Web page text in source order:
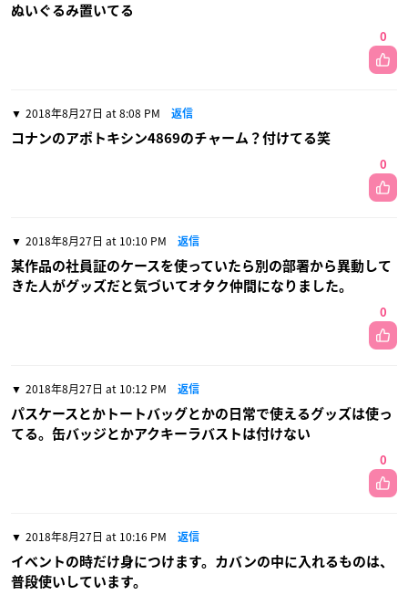
ぬいぐるみ置いてる
0
2018年8月27日 at 8:08 PM 返信
コナンのアポトキシン4869のチャーム？付けてる笑
0
2018年8月27日 at 10:10 PM 返信
某作品の社員証のケースを使っていたら別の部署から異動して
きた人がグッズだと気づいてオタク仲間になりました。
0
2018年8月27日 at 10:12 PM 返信
パスケースとかトートバッグとかの日常で使えるグッズは使っ
てる。缶バッジとかアクキーラバストは付けない
0
2018年8月27日 at 10:16 PM 返信
イベントの時だけ身につけます。カバンの中に入れるものは、
普段使いしています。